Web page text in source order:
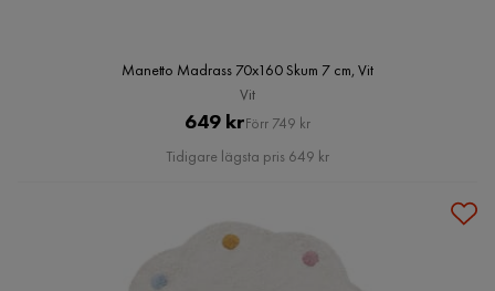
Manetto Madrass 70x160 Skum 7 cm, Vit
Vit
Pris
649 krOriginal
Pris
Förr 749 kr
Tidigare lägsta pris 649 kr